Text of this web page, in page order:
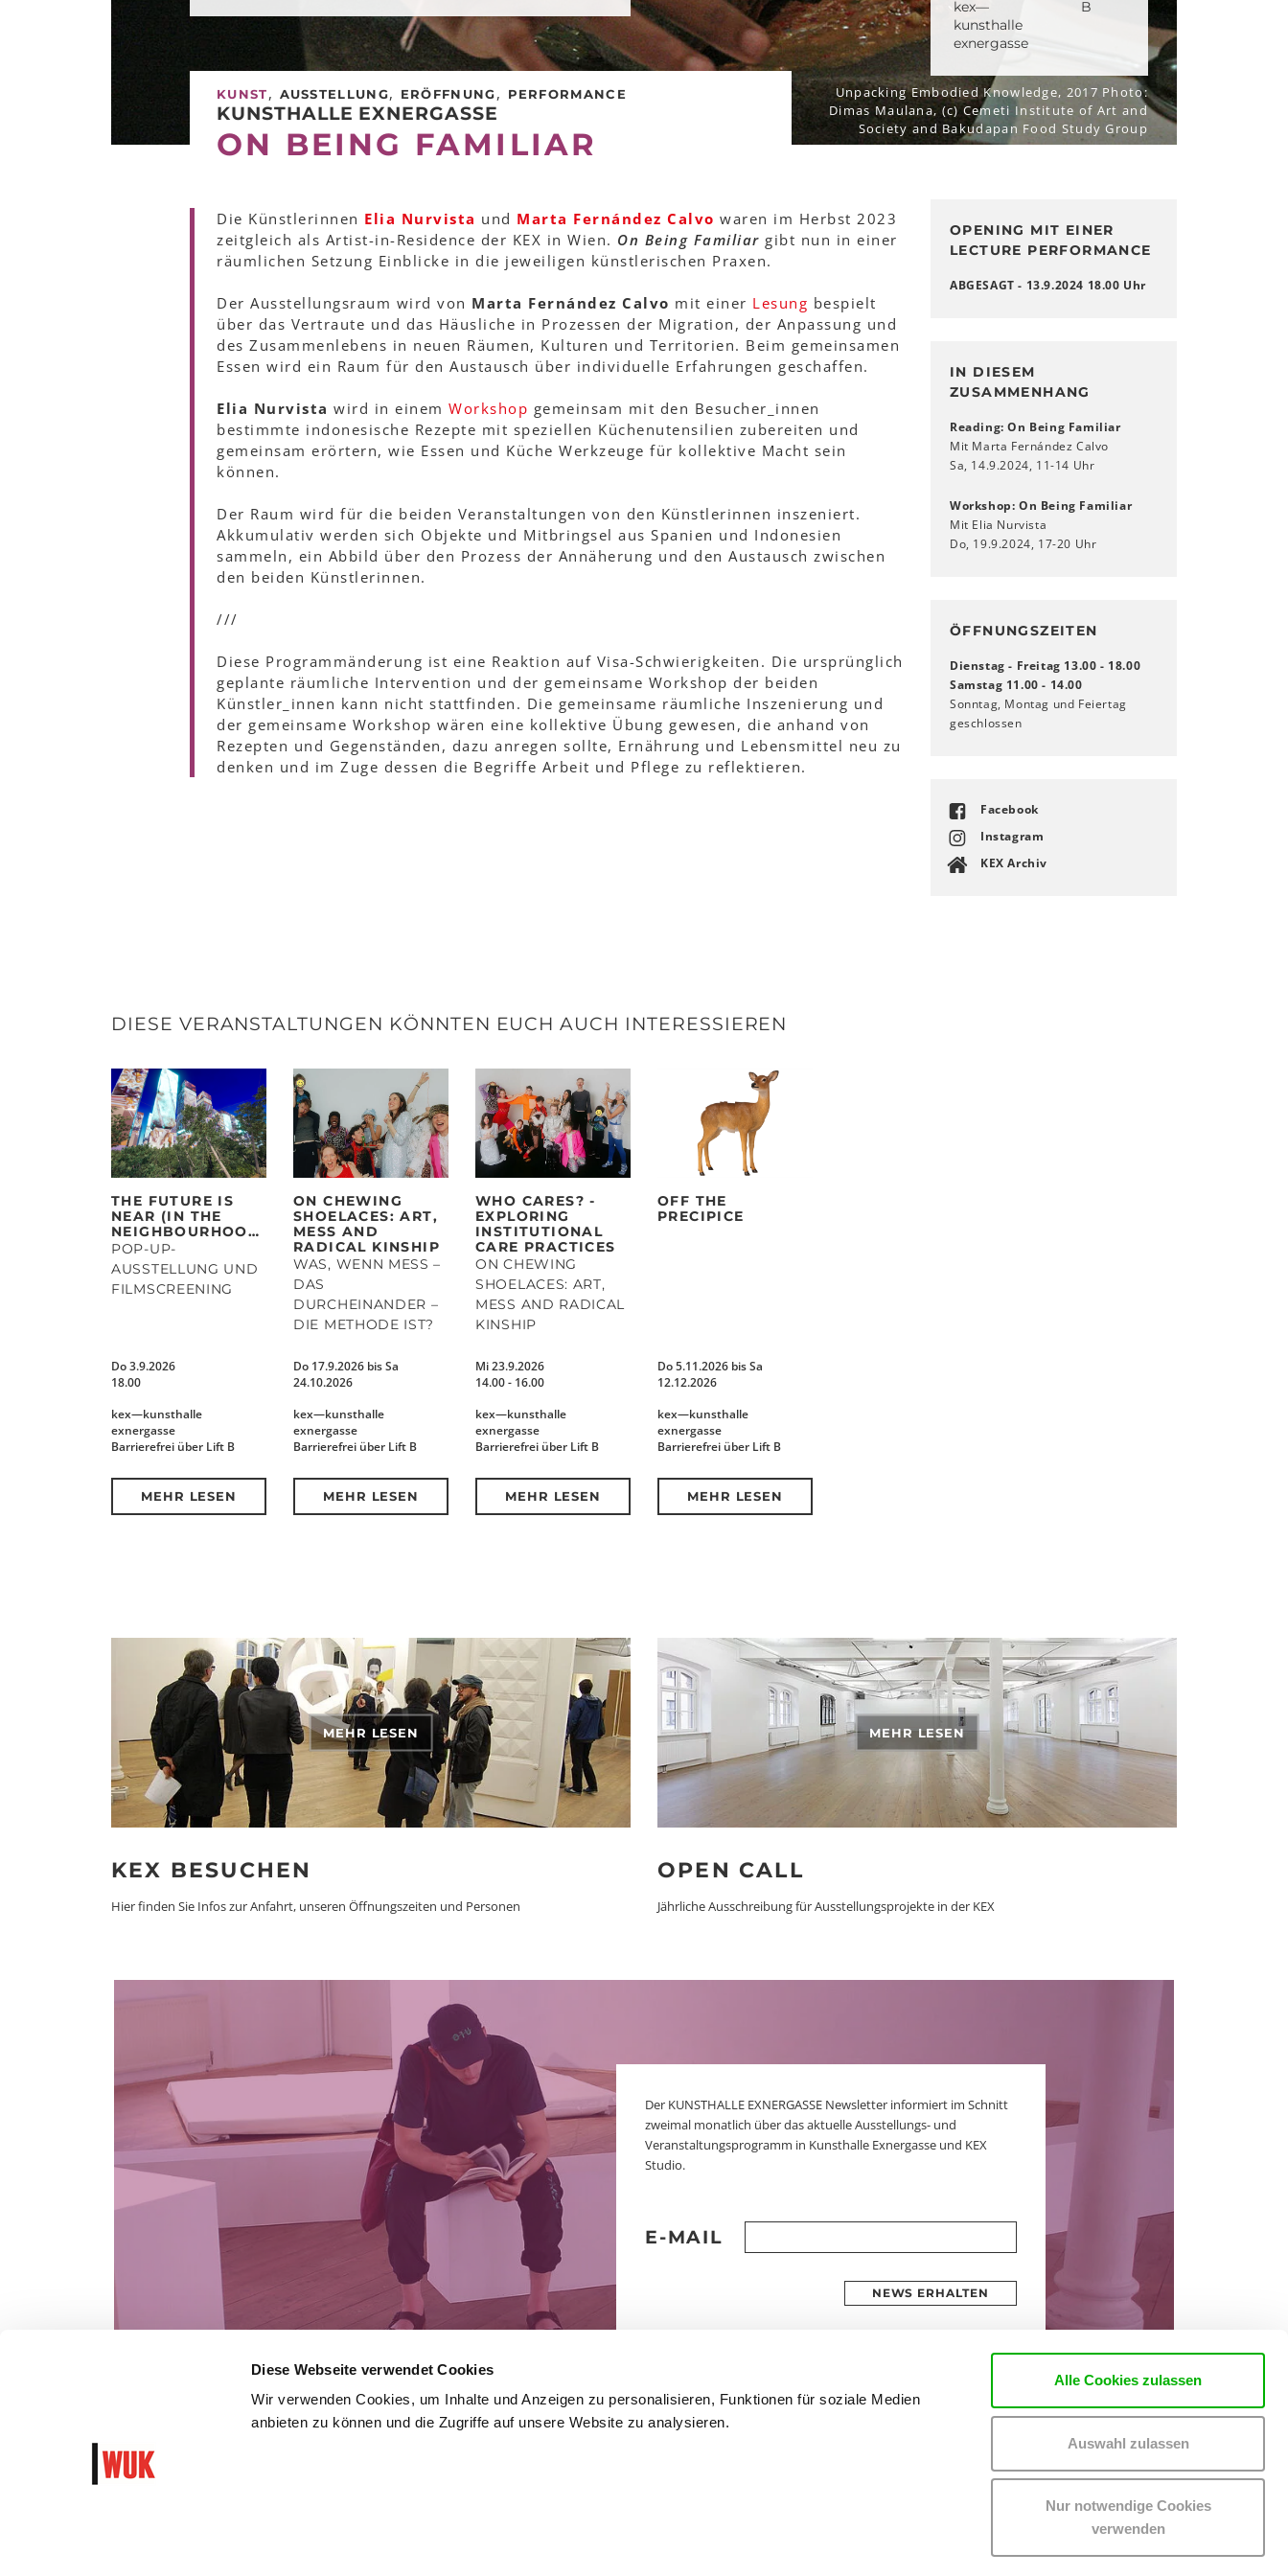
Diese Webseite verwendet Cookies
Wir verwenden Cookies, um Inhalte und Anzeigen zu personalisieren, Funktionen für soziale Medien
anbieten zu können und die Zugriffe auf unsere Website zu analysieren.
Alle Cookies zulassen
Auswahl zulassen
Nur notwendige Cookies
verwenden
kex—
kunsthalle
exnergasse
B
Unpacking Embodied Knowledge, 2017 Photo:
Dimas Maulana, (c) Cemeti Institute of Art and
Society and Bakudapan Food Study Group
KUNST, AUSSTELLUNG, ERÖFFNUNG, PERFORMANCE
KUNSTHALLE EXNERGASSE
ON BEING FAMILIAR
Die Künstlerinnen Elia Nurvista und Marta Fernández Calvo waren im Herbst 2023
zeitgleich als Artist-in-Residence der KEX in Wien. On Being Familiar gibt nun in einer
räumlichen Setzung Einblicke in die jeweiligen künstlerischen Praxen.
Der Ausstellungsraum wird von Marta Fernández Calvo mit einer Lesung bespielt
über das Vertraute und das Häusliche in Prozessen der Migration, der Anpassung und
des Zusammenlebens in neuen Räumen, Kulturen und Territorien. Beim gemeinsamen
Essen wird ein Raum für den Austausch über individuelle Erfahrungen geschaffen.
Elia Nurvista wird in einem Workshop gemeinsam mit den Besucher_innen
bestimmte indonesische Rezepte mit speziellen Küchenutensilien zubereiten und
gemeinsam erörtern, wie Essen und Küche Werkzeuge für kollektive Macht sein
können.
Der Raum wird für die beiden Veranstaltungen von den Künstlerinnen inszeniert.
Akkumulativ werden sich Objekte und Mitbringsel aus Spanien und Indonesien
sammeln, ein Abbild über den Prozess der Annäherung und den Austausch zwischen
den beiden Künstlerinnen.
///
Diese Programmänderung ist eine Reaktion auf Visa-Schwierigkeiten. Die ursprünglich
geplante räumliche Intervention und der gemeinsame Workshop der beiden
Künstler_innen kann nicht stattfinden. Die gemeinsame räumliche Inszenierung und
der gemeinsame Workshop wären eine kollektive Übung gewesen, die anhand von
Rezepten und Gegenständen, dazu anregen sollte, Ernährung und Lebensmittel neu zu
denken und im Zuge dessen die Begriffe Arbeit und Pflege zu reflektieren.
OPENING MIT EINER
LECTURE PERFORMANCE
ABGESAGT - 13.9.2024 18.00 Uhr
IN DIESEM
ZUSAMMENHANG
Reading: On Being Familiar
Mit Marta Fernández Calvo
Sa, 14.9.2024, 11-14 Uhr
Workshop: On Being Familiar
Mit Elia Nurvista
Do, 19.9.2024, 17-20 Uhr
ÖFFNUNGSZEITEN
Dienstag - Freitag 13.00 - 18.00
Samstag 11.00 - 14.00
Sonntag, Montag und Feiertag
geschlossen
Facebook
Instagram
KEX Archiv
DIESE VERANSTALTUNGEN KÖNNTEN EUCH AUCH INTERESSIEREN
THE FUTURE IS
NEAR (IN THE
NEIGHBOURHOOD)
POP-UP-
AUSSTELLUNG UND
FILMSCREENING
Do 3.9.2026
18.00
kex—kunsthalle
exnergasse
Barrierefrei über Lift B
MEHR LESEN
ON CHEWING
SHOELACES: ART,
MESS AND
RADICAL KINSHIP
WAS, WENN MESS –
DAS
DURCHEINANDER –
DIE METHODE IST?
Do 17.9.2026 bis Sa
24.10.2026
kex—kunsthalle
exnergasse
Barrierefrei über Lift B
MEHR LESEN
WHO CARES? -
EXPLORING
INSTITUTIONAL
CARE PRACTICES
ON CHEWING
SHOELACES: ART,
MESS AND RADICAL
KINSHIP
Mi 23.9.2026
14.00 - 16.00
kex—kunsthalle
exnergasse
Barrierefrei über Lift B
MEHR LESEN
OFF THE
PRECIPICE
Do 5.11.2026 bis Sa
12.12.2026
kex—kunsthalle
exnergasse
Barrierefrei über Lift B
MEHR LESEN
MEHR LESEN
KEX BESUCHEN
Hier finden Sie Infos zur Anfahrt, unseren Öffnungszeiten und Personen
MEHR LESEN
OPEN CALL
Jährliche Ausschreibung für Ausstellungsprojekte in der KEX
Der KUNSTHALLE EXNERGASSE Newsletter informiert im Schnitt
zweimal monatlich über das aktuelle Ausstellungs- und
Veranstaltungsprogramm in Kunsthalle Exnergasse und KEX
Studio.
E-MAIL
NEWS ERHALTEN